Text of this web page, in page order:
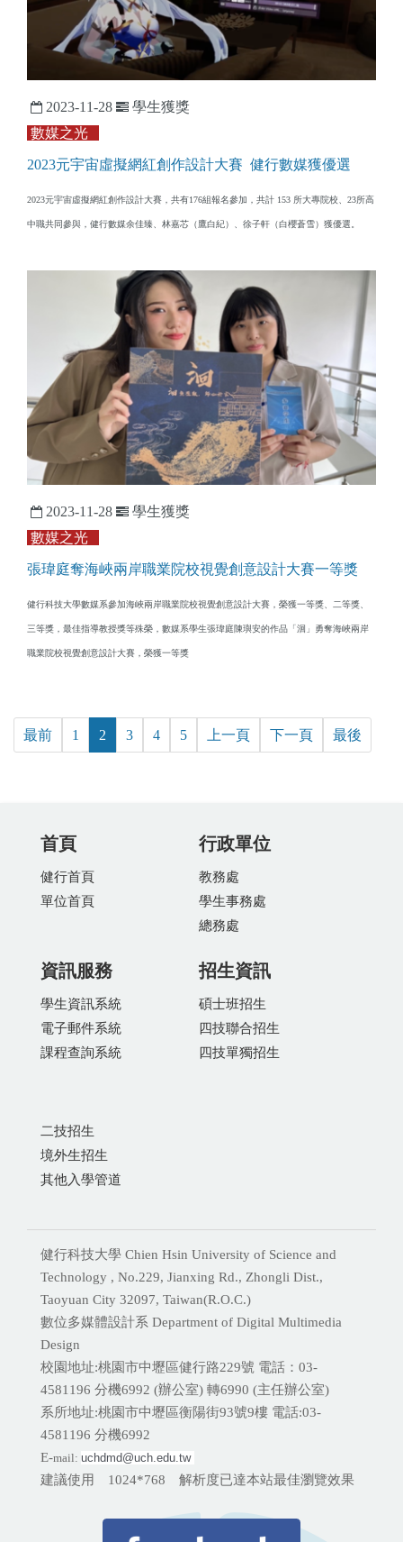
2023-11-28
學生獲獎
數媒之光
​2023元宇宙虛擬網紅創作設計大賽 健行數媒獲優選
2023元宇宙虛擬網紅創作設計大賽，共有176組報名參加，共計 153 所大專院校、23所高
中職共同參與，健行數媒余佳臻、林嘉芯（鷹白紀）、徐子軒（白櫻蒼雪）獲優選。
2023-11-28
學生獲獎
數媒之光
張瑋庭奪海峽兩岸職業院校視覺創意設計大賽一等獎
健行科技大學數媒系參加海峽兩岸職業院校視覺創意設計大賽，榮獲一等獎、二等獎、
三等獎，最佳指導教授獎等殊榮，數媒系學生張瑋庭陳璵安的作品「洄」勇奪海峽兩岸
職業院校視覺創意設計大賽，榮獲一等獎
最前 1 2 3 4 5 上一頁 下一頁 最後
首頁
健行首頁
單位首頁
行政單位
教務處
學生事務處
總務處
資訊服務
學生資訊系統
電子郵件系統
課程查詢系統
招生資訊
碩士班招生
四技聯合招生
四技單獨招生
二技招生
境外生招生
其他入學管道
健行科技大學 Chien Hsin University of Science and
Technology , No.229, Jianxing Rd., Zhongli Dist.,
Taoyuan City 32097, Taiwan(R.O.C.)
數位多媒體設計系 Department of Digital Multimedia
Design
校園地址:桃園市中壢區健行路229號 電話：03-
4581196 分機6992 (辦公室) 轉6990 (主任辦公室)
系所地址:桃園市中壢區衡陽街93號9樓 電話:03-
4581196 分機6992
E-mail: uchdmd@uch.edu.tw
建議使用 1024*768 解析度已達本站最佳瀏覽效果